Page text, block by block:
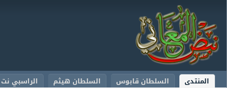
المنتدى السلطان قابوس السلطان هيثم الراسبي نت